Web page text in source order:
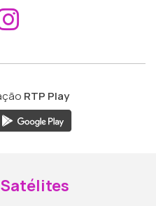
ao
RTP Play
Satélites